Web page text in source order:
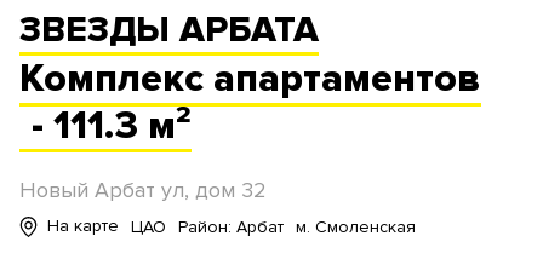
ЗВЕЗДЫ АРБАТА
Комплекс апартаментов
- 111.3 м²
Новый Арбат ул, дом 32
На карте ЦАО Район: Арбат м. Смоленская